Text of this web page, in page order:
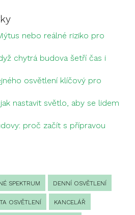
nebo reálné riziko pro
chytrá budova šetří čas i
osvětlení klíčový pro
nastavit světlo, aby se lidem
proč začít s přípravou
SPEKTRUM DENNÍ OSVĚTLENÍ
OSVĚTLENÍ KANCELÁŘ